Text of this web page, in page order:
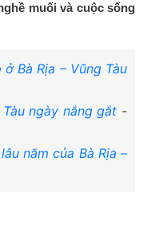
muối và cuộc sống
Bà Rịa – Vũng Tàu
ngày nắng gắt -
năm của Bà Rịa –